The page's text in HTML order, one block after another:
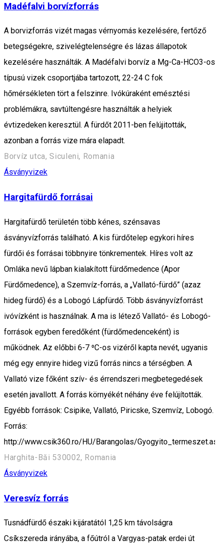
Madéfalvi borvízforrás
A borvizforrás vizét magas vérnyomás kezelésére, fertőző
betegségekre, szivelégtelenségre és lázas állapotok
kezelésére használták. A Madéfalvi borvíz a Mg-Ca-HCO3-os
típusú vizek csoportjába tartozott, 22-24 C fok
hőmérsékleten tört a felszinre. Ivókúraként emésztési
problémákra, savtúltengésre használták a helyiek
évtizedeken keresztül. A fürdőt 2011-ben felújitották,
azonban a forrás vize mára elapadt.
Borvíz utca, Siculeni, Romania
Ásványvizek
Hargitafürdő forrásai
Hargitafürdõ területén több kénes, szénsavas
ásványvízforrás található. A kis fürdőtelep egykori híres
fürdői és forrásai többnyire tönkrementek. Híres volt az
Omláka nevű lápban kialakított fürdőmedence (Apor
Fürdőmedence), a Szemvíz-forrás, a „Vallató-fürdő” (azaz
hideg fürdő) és a Lobogó Lápfürdő. Több ásványvízforrást
ivóvízként is használnak. A ma is létező Vallató- és Lobogó-
források egyben feredőként (fürdőmedenceként) is
működnek. Az előbbi 6-7 ⁰C-os vizéről kapta nevét, ugyanis
még egy ennyire hideg vizű forrás nincs a térségben. A
Vallató vize főként szív- és érrendszeri megbetegedések
esetén javallott. A forrás környékét néhány éve felújították.
Egyébb források: Csipike, Vallató, Piricske, Szemvíz, Lobogó.
Forrás:
http://www.csik360.ro/HU/Barangolas/
Harghita-Băi 530002, Romania
Ásványvizek
Veresvíz forrás
Tusnádfürdő északi kijáratától 1,25 km távolságra
Csíkszereda irányába, a főútról a Vargyas-patak erdei út